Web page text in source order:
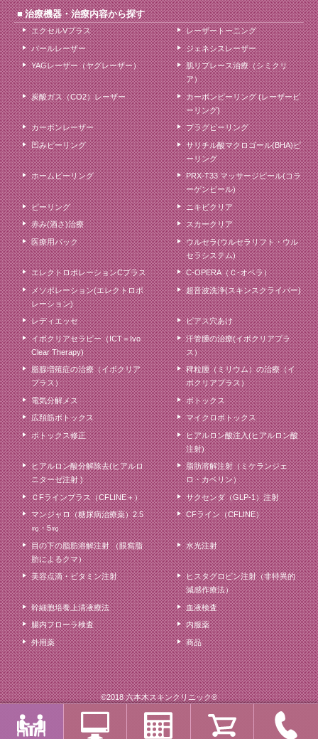
治療機器・治療内容から探す
エクセルVプラス レーザートーニング
パールレーザー ジェネシスレーザー
YAGレーザー（ヤグレーザー）
肌リプレース治療（シミクリ
ア）
炭酸ガス（CO2）レーザー
カーボンピーリング (レーザーピ
ーリング)
カーボンレーザー プラグピーリング
凹みピーリング
サリチル酸マクロゴール(BHA)ピ
ーリング
ホームピーリング
PRX-T33 マッサージピール(コラ
ーゲンピール)
ピーリング ニキビクリア
赤み(酒さ)治療 スカークリア
医療用パック
ウルセラ(ウルセラリフト・ウル
セラシステム)
エレクトロポレーションCプラス C-OPERA（Ｃ-オペラ）
メソポレーション(エレクトロポ
レーション)
超音波洗浄(スキンスクライバー)
レディエッセ ピアス穴あけ
イボクリアセラピー（ICT＝Ivo
Clear Therapy)
汗管腫の治療(イボクリアプラ
ス）
脂腺増殖症の治療（イボクリア
プラス）
稗粒腫（ミリウム）の治療（イ
ボクリアプラス）
電気分解メス ボトックス
広頚筋ボトックス マイクロボトックス
ボトックス修正
ヒアルロン酸注入(ヒアルロン酸
注射)
ヒアルロン酸分解除去(ヒアルロ
ニターゼ注射 )
脂肪溶解注射（ミケランジェ
ロ・カベリン）
ＣFラインプラス（CFLINE＋） サクセンダ（GLP-1）注射
マンジャロ（糖尿病治療薬）2.5
㎎・5㎎
CFライン（CFLINE）
目の下の脂肪溶解注射 （眼窩脂
肪によるクマ）
水光注射
美容点滴・ビタミン注射
ヒスタグロビン注射（非特異的
減感作療法）
幹細胞培養上清液療法 血液検査
腸内フローラ検査 内服薬
外用薬 商品
©2018 六本木スキンクリニック®